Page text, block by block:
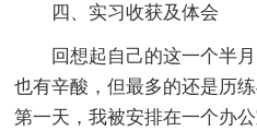
四、实习收获及体会
回想起自己的这一个半月
也有辛酸，但最多的还是历
第一天，我被安排在一个办